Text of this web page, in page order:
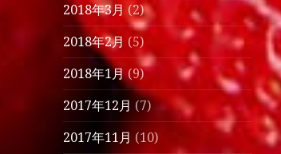
2018年3月 (2)
2018年2月 (5)
2018年1月(9)
2017年12月 (7)
2017年11月 (10)